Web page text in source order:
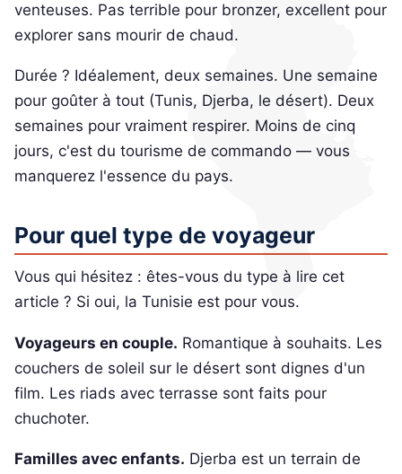
venteuses. Pas terrible pour bronzer, excellent pour
explorer sans mourir de chaud.
Durée ? Idéalement, deux semaines. Une semaine
pour goûter à tout (Tunis, Djerba, le désert). Deux
semaines pour vraiment respirer. Moins de cinq
jours, c'est du tourisme de commando — vous
manquerez l'essence du pays.
Pour quel type de voyageur
Vous qui hésitez : êtes-vous du type à lire cet
article ? Si oui, la Tunisie est pour vous.
Voyageurs en couple. Romantique à souhaits. Les
couchers de soleil sur le désert sont dignes d'un
film. Les riads avec terrasse sont faits pour
chuchoter.
Familles avec enfants. Djerba est un terrain de